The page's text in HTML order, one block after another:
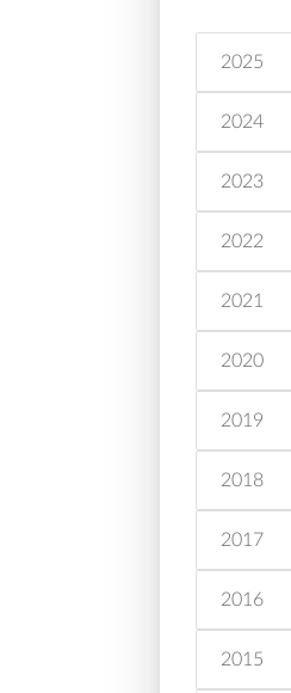
2025
2024
2023
2022
2021
2020
2019
2018
2017
2016
2015